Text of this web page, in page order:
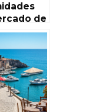
de
corto
España: